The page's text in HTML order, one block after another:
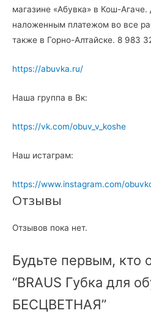
магазине «Абувка» в Кош-
наложенным платежом во все
также в Горно-Алтайске. 8 983
https://abuvka.ru/
Наша группа в Вк:
https://vk.com/obuv_v_koshe
Наш истаграм:
https://www.instagram.com/
Отзывы
Отзывов пока нет.
Будьте первым, кто
“BRAUS Губка для
БЕСЦВЕТНАЯ”